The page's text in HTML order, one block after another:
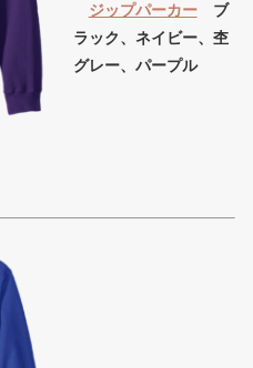
ジップパーカーブ
ラック、ネイビー、杢
グレー、パープル